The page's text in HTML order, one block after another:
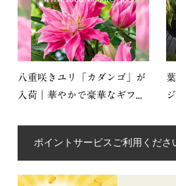
八重咲きユリ「カダンゴ」が
入荷｜華やかで豪華なギフ...
ポイントサービスご利用くださ